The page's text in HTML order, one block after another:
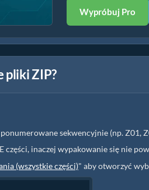
Wypróbuj Pro
pliki ZIP?
sekwencyjnie (np. Z01,
części, inaczej wypakowanie się nie
(wszystkie części)" aby otworzyć